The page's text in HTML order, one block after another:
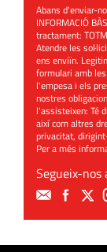
Abans d'enviar-
INFORMACIÓ
tractament:
Atendre les
ens enviïn.
formulari amb
l'empesa i els
nostres
l'assisteixen: Té
així com altres
privacitat,
Per a més
Segueix-nos